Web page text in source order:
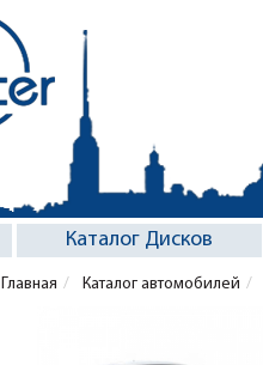
Каталог Дисков
Главная Каталог автомобилей